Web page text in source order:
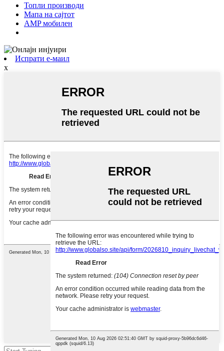
Топли производи
Мапа на сајтот
AMP мобилен
Испрати е-маил
x